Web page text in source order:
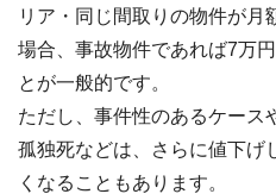
リア・同じ間取りの物件が月
場合、事故物件であれば7万
とが一般的です。
ただし、事件性のあるケース
孤独死などは、さらに値下げ
くなることもあります。